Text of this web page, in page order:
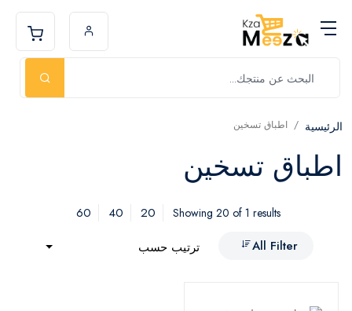
الرئيسية اطباق تسخين
اطباق تسخين
Showing 20 of 1 results
20
40
60
All Filter
ترتيب حسب